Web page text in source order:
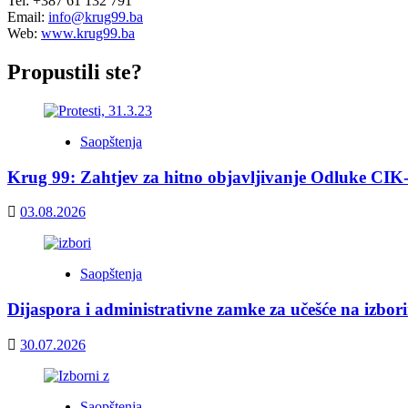
Email: info@krug99.ba
Web: www.krug99.ba
Propustili ste?
Saopštenja
Krug 99: Zahtjev za hitno objavljivanje Odluke
03.08.2026
Saopštenja
Dijaspora i administrativne zamke za učešće na
30.07.2026